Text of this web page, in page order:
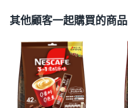
其他顧客一起購買的商品